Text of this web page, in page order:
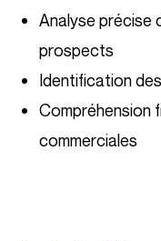
Analyse précise
prospects
Identification
Compréhension
commerciales